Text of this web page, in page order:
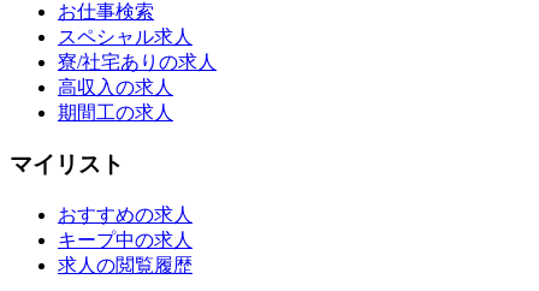
お仕事検索
スペシャル求人
寮/社宅ありの求人
高収入の求人
期間工の求人
マイリスト
おすすめの求人
キープ中の求人
求人の閲覧履歴